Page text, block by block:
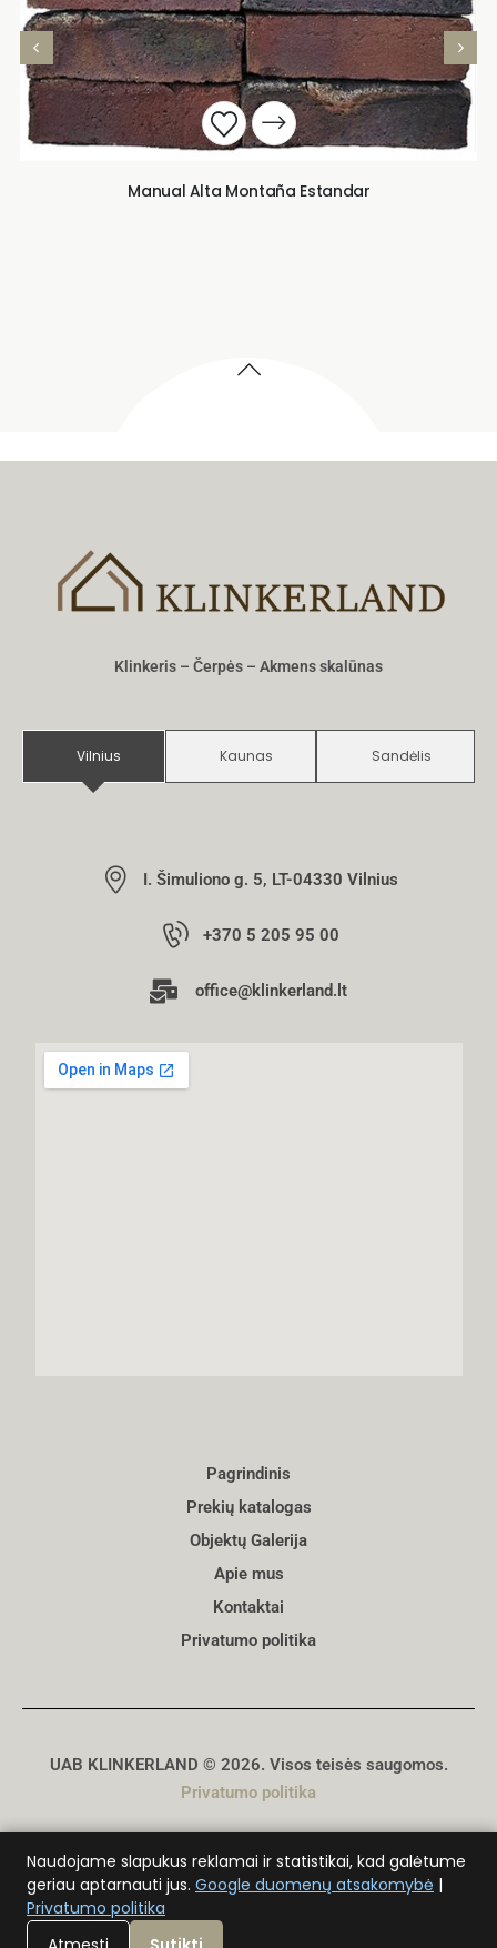
Manual Alta Montaña Estandar
Klinkeris – Čerpės – Akmens skalūnas
Vilnius Kaunas Sandėlis
I. Šimuliono g. 5, LT-04330 Vilnius
+370 5 205 95 00
office@klinkerland.lt
Pagrindinis
Prekių katalogas
Objektų Galerija
Apie mus
Kontaktai
Privatumo politika
UAB KLINKERLAND © 2026. Visos teisės saugomos.
Privatumo politika
Naudojame slapukus reklamai ir statistikai, kad galėtume
geriau aptarnauti jus. Google duomenų atsakomybė |
Privatumo politika